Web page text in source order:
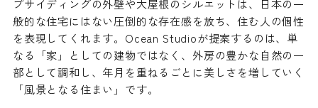
プサイディングの外壁や大屋根のシルエットは、日本の一
般的な住宅にはない圧倒的な存在感を放ち、住む人の個性
を表現してくれます。Ocean Studioが提案するのは、単
なる「家」としての建物ではなく、外房の豊かな自然の一
部として調和し、年月を重ねるごとに美しさを増していく
「風景となる住まい」です。